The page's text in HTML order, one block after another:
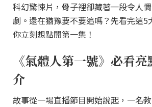
科幻驚悚片，骨子裡卻藏著一段令人
劇。還在猶豫要不要追嗎？先看完這5
你立刻想點開第一集！
《氣體人第一號》必看
介
故事從一場直播節目開始說起，一名